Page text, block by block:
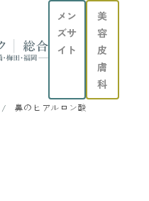
メン
ズサ
イト
美
容
皮
膚
科
鼻のヒアルロン酸